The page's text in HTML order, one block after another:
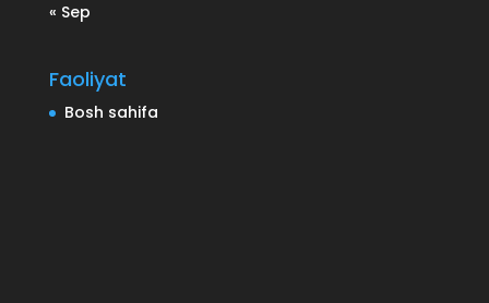
« Sep
Faoliyat
Bosh sahifa